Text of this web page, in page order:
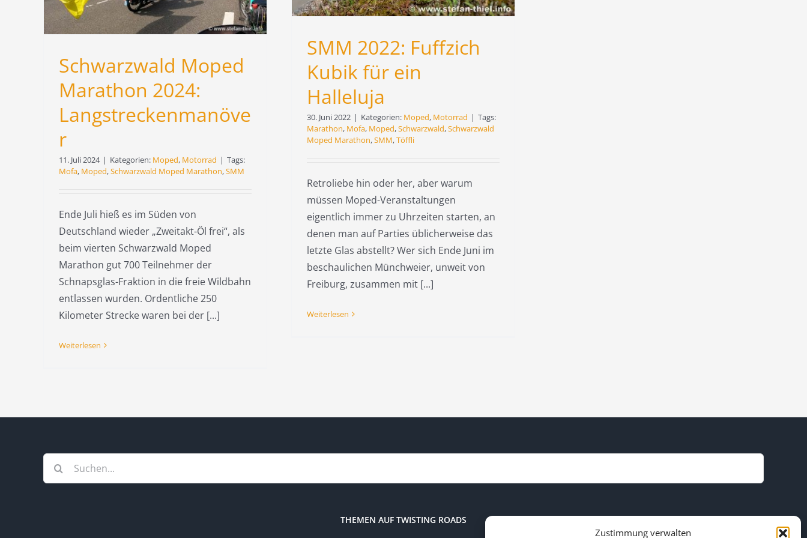
Zustimmung verwalten
Schwarzwald Moped
Marathon 2024:
Langstreckenmanöve
r
11. Juli 2024 | Kategorien: Moped, Motorrad | Tags:
Mofa, Moped,Schwarzwald Moped Marathon,SMM
Ende Juli hieß es im Süden von
Deutschland wieder „Zweitakt-Öl frei“, als
beim vierten Schwarzwald Moped
Marathon gut 700 Teilnehmer der
Schnapsglas-Fraktion in die freie Wildbahn
entlassen wurden. Ordentliche 250
Kilometer Strecke waren bei der [...]
Weiterlesen
SMM 2022: Fuffzich
Kubik für ein
Halleluja
30. Juni 2022 | Kategorien: Moped, Motorrad | Tags:
Marathon, Mofa, Moped,Schwarzwald,Schwarzwald
Moped Marathon,SMM,Töffli
Retroliebe hin oder her, aber warum
müssen Moped-Veranstaltungen
eigentlich immer zu Uhrzeiten starten, an
denen man auf Parties üblicherweise das
letzte Glas abstellt? Wer sich Ende Juni im
beschaulichen Münchweier, unweit von
Freiburg, zusammen mit [...]
Weiterlesen
Suche
nach:
THEMEN AUF TWISTING ROADS